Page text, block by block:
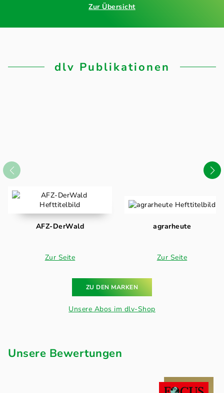
Zur Übersicht
dlv Publikationen
AFZ-DerWald
Zur Seite
agrarheute
Zur Seite
ZU DEN MARKEN
Unsere Abos im dlv-Shop
Unsere Bewertungen